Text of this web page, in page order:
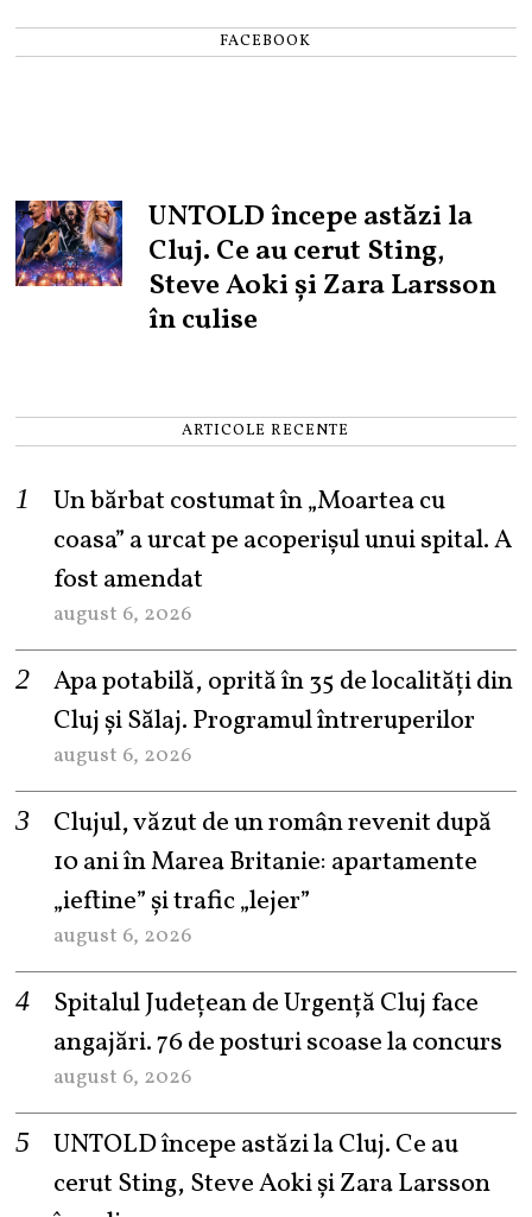
FACEBOOK
UNTOLD începe astăzi la
Cluj. Ce au cerut Sting,
Steve Aoki și Zara Larsson
în culise
ARTICOLE RECENTE
Un bărbat costumat în „Moartea cu
coasa” a urcat pe acoperișul unui spital. A
fost amendat
august 6, 2026
Apa potabilă, oprită în 35 de localități din
Cluj și Sălaj. Programul întreruperilor
august 6, 2026
Clujul, văzut de un român revenit după
10 ani în Marea Britanie: apartamente
„ieftine” și trafic „lejer”
august 6, 2026
Spitalul Județean de Urgență Cluj face
angajări. 76 de posturi scoase la concurs
august 6, 2026
UNTOLD începe astăzi la Cluj. Ce au
cerut Sting, Steve Aoki și Zara Larsson